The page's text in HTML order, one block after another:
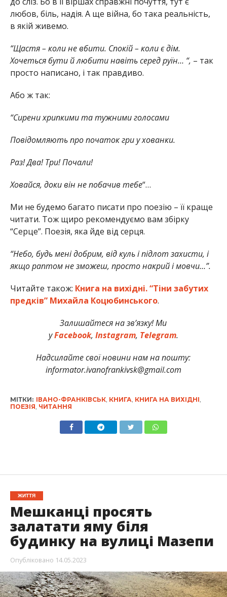
любов, біль, надія. А ще війна, бо така реальність,
в якій живемо.
“Щастя – коли не вбити. Спокій – коли є дім.
Хочеться бути й любити навіть серед руїн… “, – так
просто написано, і так правдиво.
Або ж так:
“Сирени хрипкими та тужними голосами
Повідомляють про початок гри у хованки.
Раз! Два! Три! Почали!
Ховайся, доки він не побачив тебе“…
Ми не будемо багато писати про поезію – її краще
читати. Тож щиро рекомендуємо вам збірку
“Серце”. Поезія, яка йде від серця.
“Небо, будь мені добрим, від куль і підлот захисти, і
якщо раптом не зможеш, просто накрий і мовчи…”.
Читайте також: Книга на вихідні. “Тіни забутих
предків” Михайла Коцюбинського.
Залишайтеся на зв’язку! Ми
уFacebook, Instagram, Telegram.
Надсилайте свої новини нам на пошту:
informator.ivanofrankivsk@gmail.com
МІТКИ: ІВАНО-ФРАНКІВСЬК, КНИГА КНИГА НА ВИХІДНІ
ПОЕЗІЯ ЧИТАННЯ
ЖИТТЯ
Мешканці просять
залатати яму біля
будинку на вулиці Мазепи
Опубліковано 14.05.2023